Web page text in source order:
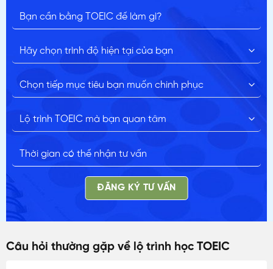
ĐĂNG KÝ TƯ VẤN
Câu hỏi thường gặp về lộ trình học TOEIC